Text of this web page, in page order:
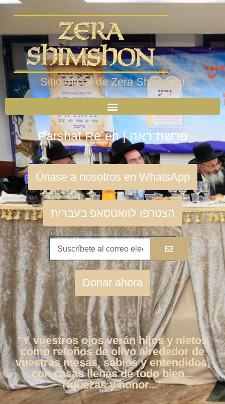
Sitio oficial de Zera Shimshon
Parshat Re´eh | פרשת ראה
Únase a nosotros en WhatsApp
הצטרפו לוואטסאפ בעברית
Donar ahora
"Y vuestros ojos verán hijos y nietos
como retoños de olivo alrededor de
vuestras mesas, sabios y entendidos,
con casas llenas de todo bien...
riquezas y honor..."